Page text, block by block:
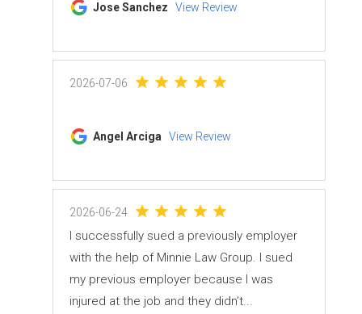
Jose Sanchez View Review
2026-07-06
Angel Arciga View Review
2026-06-24
I successfully sued a previously employer
with the help of Minnie Law Group. I sued
my previous employer because I was
injured at the job and they didn’t...